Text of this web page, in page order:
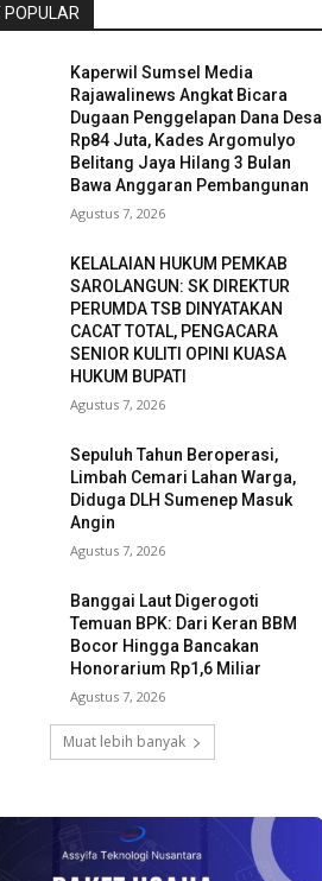
POPULAR
Kaperwil Sumsel Media
Rajawalinews Angkat Bicara
Dugaan Penggelapan Dana Desa
Rp84 Juta, Kades Argomulyo
Belitang Jaya Hilang 3 Bulan
Bawa Anggaran Pembangunan
Agustus 7, 2026
KELALAIAN HUKUM PEMKAB
SAROLANGUN: SK DIREKTUR
PERUMDA TSB DINYATAKAN
CACAT TOTAL, PENGACARA
SENIOR KULITI OPINI KUASA
HUKUM BUPATI
Agustus 7, 2026
Sepuluh Tahun Beroperasi,
Limbah Cemari Lahan Warga,
Diduga DLH Sumenep Masuk
Angin
Agustus 7, 2026
Banggai Laut Digerogoti
Temuan BPK: Dari Keran BBM
Bocor Hingga Bancakan
Honorarium Rp1,6 Miliar
Agustus 7, 2026
Muat lebih banyak